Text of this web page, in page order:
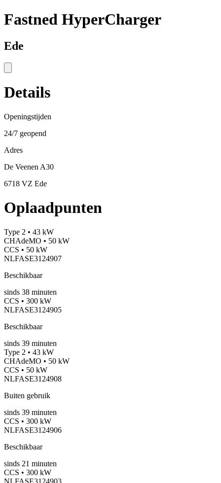
Fastned HyperCharger
Ede
Details
Openingstijden
24/7 geopend
Adres
De Veenen A30
6718 VZ Ede
Oplaadpunten
Type 2 • 43 kW
CHAdeMO • 50 kW
CCS • 50 kW
NLFASE3124907
Beschikbaar
sinds 38 minuten
CCS • 300 kW
NLFASE3124905
Beschikbaar
sinds 39 minuten
Type 2 • 43 kW
CHAdeMO • 50 kW
CCS • 50 kW
NLFASE3124908
Buiten gebruik
sinds 39 minuten
CCS • 300 kW
NLFASE3124906
Beschikbaar
sinds 21 minuten
CCS • 300 kW
NLFASE3124903